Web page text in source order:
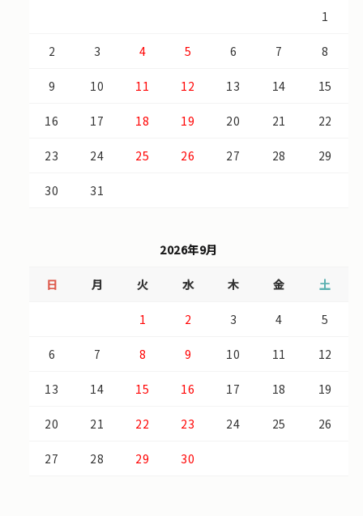
1
2 3 4 5 6 7 8
9 10 11 12 13 14 15
16 17 18 19 20 21 22
23 24 25 26 27 28 29
30 31
2026年9月
日 月 火 水 木 金 土
1 2 3 4 5
6 7 8 9 10 11 12
13 14 15 16 17 18 19
20 21 22 23 24 25 26
27 28 29 30